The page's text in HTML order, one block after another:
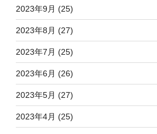
2023年9月 (25)
2023年8月 (27)
2023年7月 (25)
2023年6月 (26)
2023年5月 (27)
2023年4月 (25)